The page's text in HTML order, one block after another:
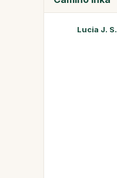
Lucia J. S.